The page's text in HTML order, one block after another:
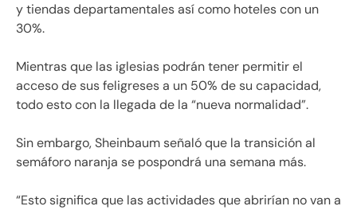
y tiendas departamentales así como hoteles con un
30%.
Mientras que las iglesias podrán tener permitir el
acceso de sus feligreses a un 50% de su capacidad,
todo esto con la llegada de la “nueva normalidad”.
Sin embargo, Sheinbaum señaló que la transición al
semáforo naranja se pospondrá una semana más.
“Esto significa que las actividades que abrirían no van a